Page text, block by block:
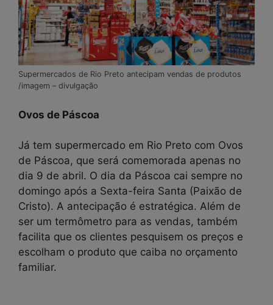
Supermercados de Rio Preto antecipam vendas de produtos
/imagem – divulgação
Ovos de Páscoa
Já tem supermercado em Rio Preto com Ovos
de Páscoa, que será comemorada apenas no
dia 9 de abril. O dia da Páscoa cai sempre no
domingo após a Sexta-feira Santa (Paixão de
Cristo). A antecipação é estratégica. Além de
ser um termômetro para as vendas, também
facilita que os clientes pesquisem os preços e
escolham o produto que caiba no orçamento
familiar.